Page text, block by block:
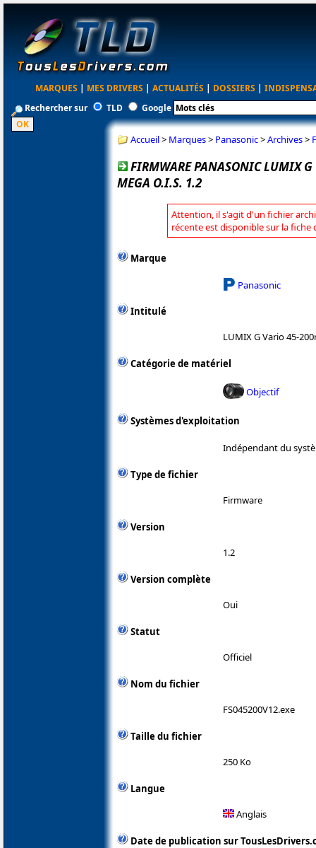
MARQUES | MES DRIVERS | ACTUALITÉS | DOSSIERS |
Rechercher sur
TLD Google
Accueil> Marques> Panasonic>Archives>
FIRMWARE PANASONIC LUMIX
MEGA O.I.S. 1.2
Attention, il s'agit d'un fichier
récente est disponible sur la fiche
Marque
Panasonic
Intitulé
LUMIX G Vario 45-
Catégorie de matériel
Objectif
Systèmes d'exploitation
Indépendant du
Type de fichier
Firmware
Version
1.2
Version complète
Oui
Statut
Officiel
Nom du fichier
FS045200V12.exe
Taille du fichier
250 Ko
Langue
Anglais
Date de publication sur